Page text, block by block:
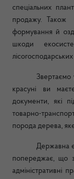
спеціальних
продажу. Також
формування й
шкоди
Звертаємо
красуні ви
документи, які
товарно-
порода дерева,
Державна
попереджає, що
адміністративні